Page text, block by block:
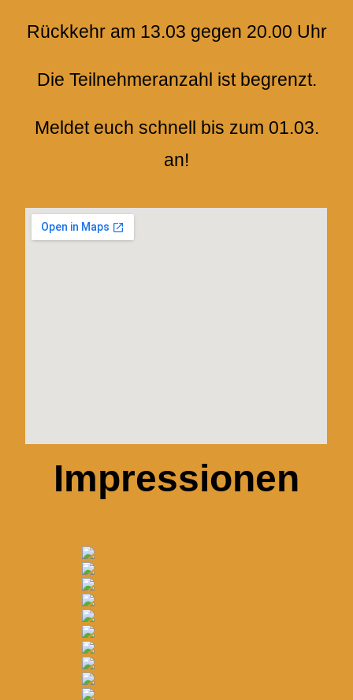
Rückkehr am 13.03 gegen 20.00 Uhr
Die Teilnehmeranzahl ist begrenzt.
Meldet euch schnell bis zum 01.03.
an!
Impressionen